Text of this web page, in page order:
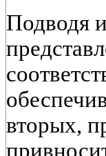
Подводя
вторых,